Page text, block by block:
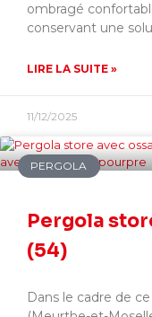
ombragé
conservant une
LIRE LA SUITE »
11/12/2025
PERGOLA
Pergola
(54)
Dans le cadre de